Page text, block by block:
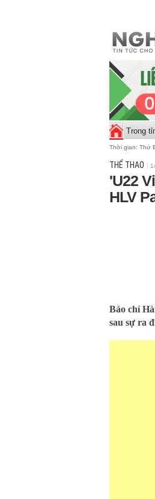
Trong
Thời gian: Thứ
THỂ THAO
'U22
HLV
Báo chí
sau sự ra